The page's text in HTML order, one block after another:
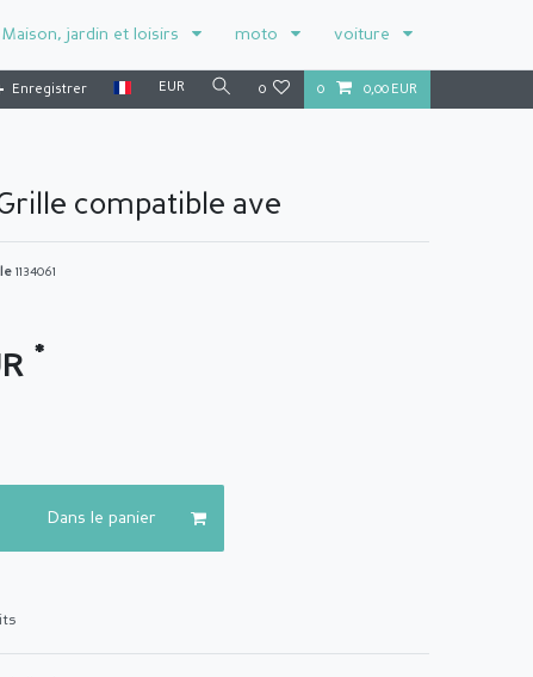
Maison, jardin et loisirs moto voiture
Enregistrer EUR 0 0 0,00 EUR
compatible ave
1134061
*
Dans le panier